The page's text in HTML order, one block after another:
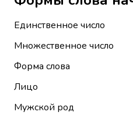
Единственное число
Множественное число
Форма слова
Лицо
Мужской род